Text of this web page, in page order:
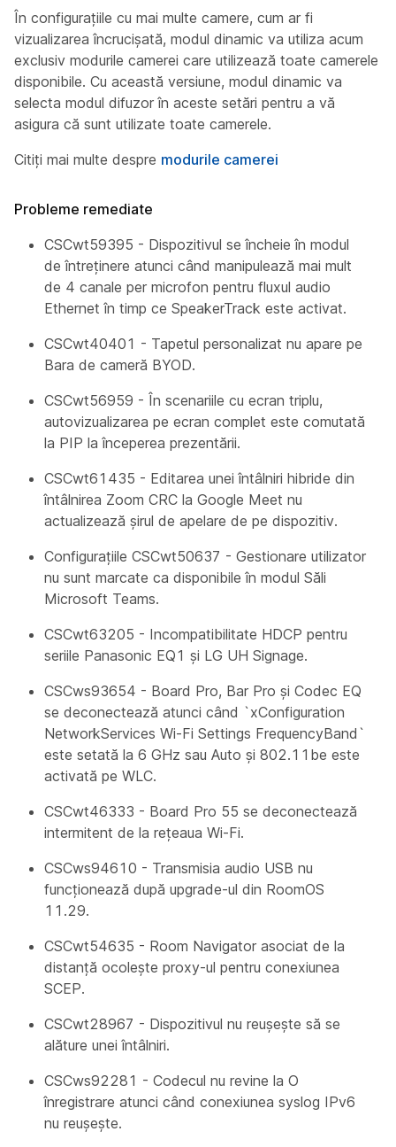
În configurațiile cu mai multe camere, cum ar fi
vizualizarea încrucișată, modul dinamic va utiliza acum
exclusiv modurile camerei care utilizează toate camerele
disponibile. Cu această versiune, modul dinamic va
selecta modul difuzor în aceste setări pentru a vă
asigura că sunt utilizate toate camerele.
Citiți mai multe despre modurile camerei
Probleme remediate
CSCwt59395 - Dispozitivul se încheie în modul
de întreținere atunci când manipulează mai mult
de 4 canale per microfon pentru fluxul audio
Ethernet în timp ce SpeakerTrack este activat.
CSCwt40401 - Tapetul personalizat nu apare pe
Bara de cameră BYOD.
CSCwt56959 - În scenariile cu ecran triplu,
autovizualizarea pe ecran complet este comutată
la PIP la începerea prezentării.
CSCwt61435 - Editarea unei întâlniri hibride din
întâlnirea Zoom CRC la Google Meet nu
actualizează șirul de apelare de pe dispozitiv.
Configurațiile CSCwt50637 - Gestionare utilizator
nu sunt marcate ca disponibile în modul Săli
Microsoft Teams.
CSCwt63205 - Incompatibilitate HDCP pentru
seriile Panasonic EQ1 și LG UH Signage.
CSCws93654 - Board Pro, Bar Pro și Codec EQ
se deconectează atunci când `xConfiguration
NetworkServices Wi-Fi Settings FrequencyBand`
este setată la 6 GHz sau Auto și 802.11be este
activată pe WLC.
CSCwt46333 - Board Pro 55 se deconectează
intermitent de la rețeaua Wi-Fi.
CSCws94610 - Transmisia audio USB nu
funcționează după upgrade-ul din RoomOS
11.29.
CSCwt54635 - Room Navigator asociat de la
distanță ocolește proxy-ul pentru conexiunea
SCEP.
CSCwt28967 - Dispozitivul nu reușește să se
alăture unei întâlniri.
CSCws92281 - Codecul nu revine la O
înregistrare atunci când conexiunea syslog IPv6
nu reușește.